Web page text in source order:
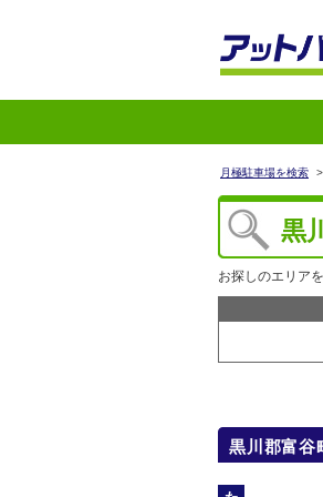
月極駐車場を検索 >
黒
お探しのエリア
黒川郡富谷